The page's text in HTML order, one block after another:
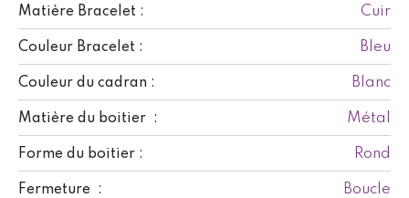
Matière Bracelet : Cuir
Couleur Bracelet : Bleu
Couleur du cadran : Blanc
Matière du boitier : Métal
Forme du boitier : Rond
Fermeture : Boucle